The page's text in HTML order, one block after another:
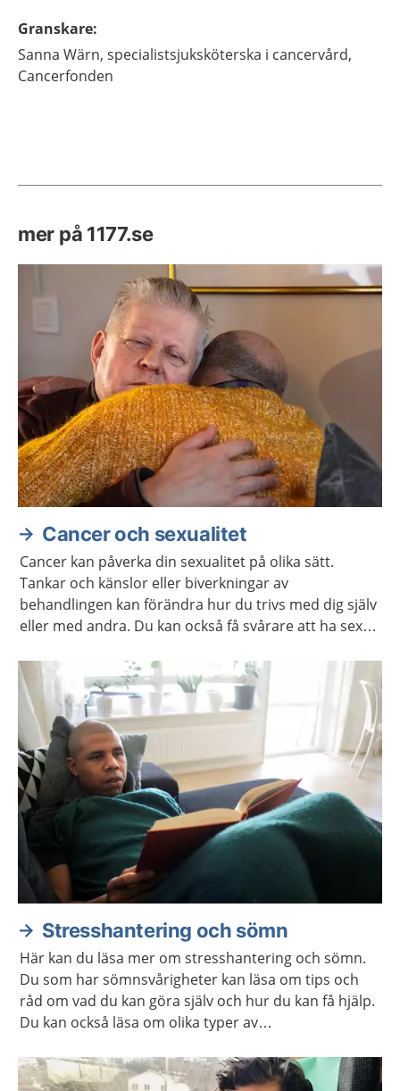
Granskare:
Sanna Wärn, specialistsjuksköterska i cancervård,
Cancerfonden
mer på 1177.se
Cancer och sexualitet
Cancer kan påverka din sexualitet på olika sätt.
Tankar och känslor eller biverkningar av
behandlingen kan förändra hur du trivs med dig själv
eller med andra. Du kan också få svårare att ha sex
lusten och förmågan att ha sex.
Stresshantering och sömn
Här kan du läsa mer om stresshantering och sömn.
Du som har sömnsvårigheter kan läsa om tips och
råd om vad du kan göra själv och hur du kan få hjälp.
Du kan också läsa om olika typer av
avslappningsövningar.